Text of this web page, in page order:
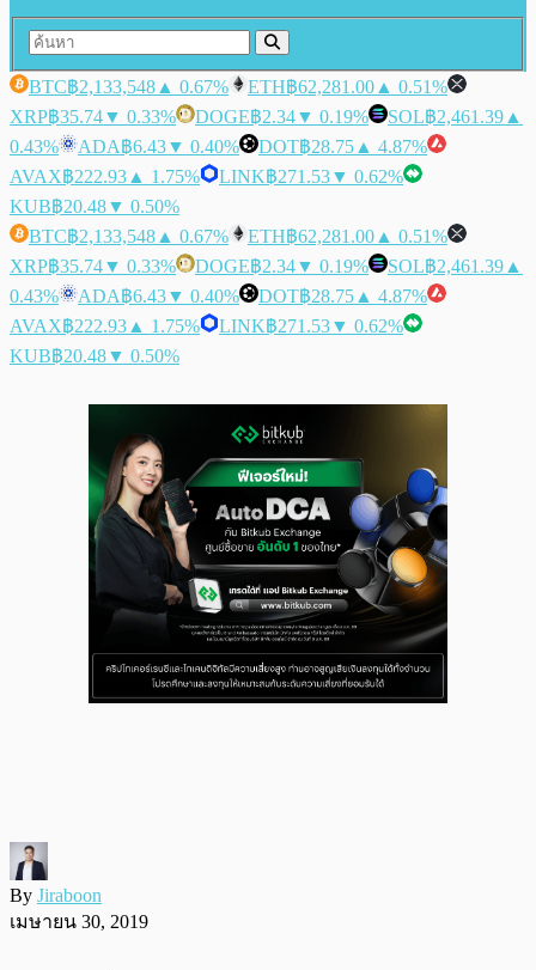
BTC฿2,133,548 ▲ 0.67% ETH฿62,281.00 ▲ 0.51%
XRP฿35.74▼ 0.33% DOGE฿2.34▼ 0.19% SOL฿2,461.39 ▲
0.43%
ADA฿6.43▼ 0.40% DOT฿28.75 ▲ 4.87%
AVAX฿222.93 ▲ 1.75% LINK฿271.53▼ 0.62%
KUB฿20.48▼ 0.50%
BTC฿2,133,548 ▲ 0.67% ETH฿62,281.00 ▲ 0.51%
XRP฿35.74▼ 0.33% DOGE฿2.34▼ 0.19% SOL฿2,461.39 ▲
0.43%
ADA฿6.43▼ 0.40% DOT฿28.75 ▲ 4.87%
AVAX฿222.93 ▲ 1.75% LINK฿271.53▼ 0.62%
KUB฿20.48▼ 0.50%
By Jiraboon
เมษายน 30, 2019